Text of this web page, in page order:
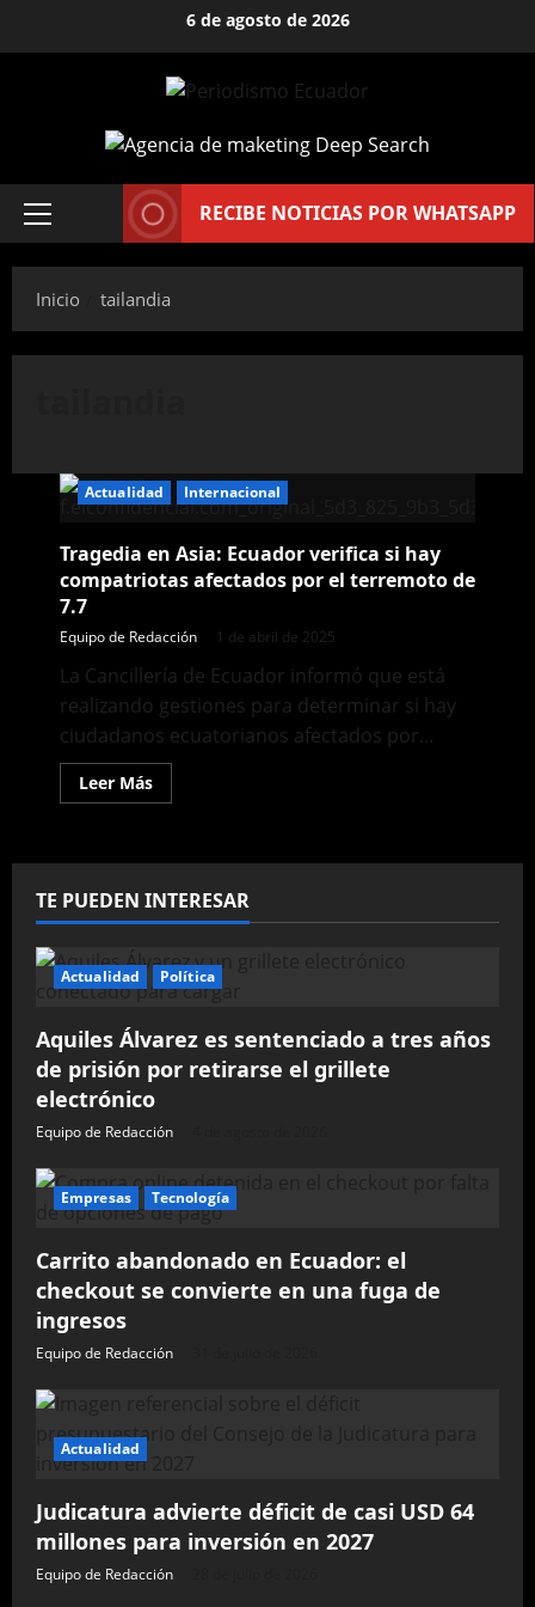
6 de agosto de 2026
Menú
RECIBE NOTICIAS POR WHATSAPP
Inicio tailandia
Actualidad Internacional
Tragedia en Asia: Ecuador verifica si hay
compatriotas afectados por el terremoto de
7.7
Equipo de Redacción 1 de abril de 2025
La Cancillería de Ecuador informó que está
realizando gestiones para determinar si hay
ciudadanos ecuatorianos afectados por...
Leer MásLeer
más
en
Ecuador
verifica
si
compatriotas
afectados
terremoto
de
7.7
TE PUEDEN INTERESAR
Actualidad Política
Aquiles Álvarez es sentenciado a tres años
de prisión por retirarse el grillete
electrónico
Equipo de Redacción
Empresas Tecnología
Carrito abandonado en Ecuador: el
checkout se convierte en una fuga de
ingresos
Equipo de Redacción
Actualidad
Judicatura advierte déficit de casi USD 64
millones para inversión en 2027
Equipo de Redacción